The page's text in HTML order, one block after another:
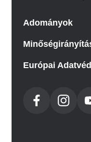
Adományok
Európai